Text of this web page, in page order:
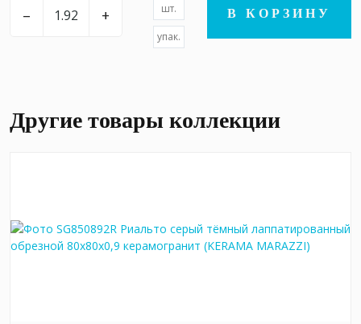
– + шт.
упак.
В КОРЗИНУ
Другие товары коллекции